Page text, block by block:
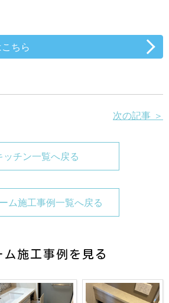
ちら
次の記事 ＞
ッチン一覧へ戻る
ム施工事例一覧へ戻る
施工事例を見る